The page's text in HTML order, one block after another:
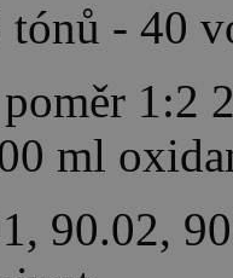
tónů - 40
1:2
ml
90.02,